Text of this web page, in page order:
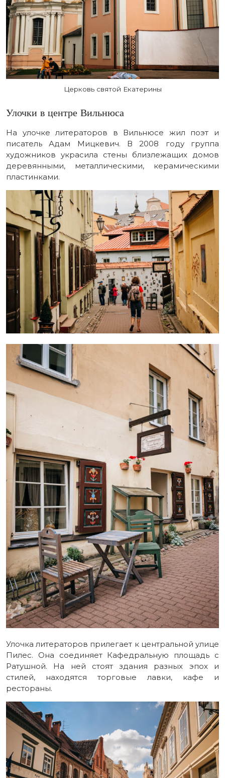
Церковь святой Екатерины
Улочки в центре Вильнюса
На улочке литераторов в Вильнюсе жил поэт и
писатель Адам Мицкевич. В 2008 году группа
художников украсила стены близлежащих домов
деревянными, металлическими, керамическими
пластинками.
Улочка литераторов прилегает к центральной улице
Пилес. Она соединяет Кафедральную площадь с
Ратушной. На ней стоят здания разных эпох и
стилей, находятся торговые лавки, кафе и
рестораны.